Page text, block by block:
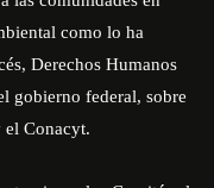
como lo ha
Derechos Humanos
gobierno federal, sobre
el Conacyt.